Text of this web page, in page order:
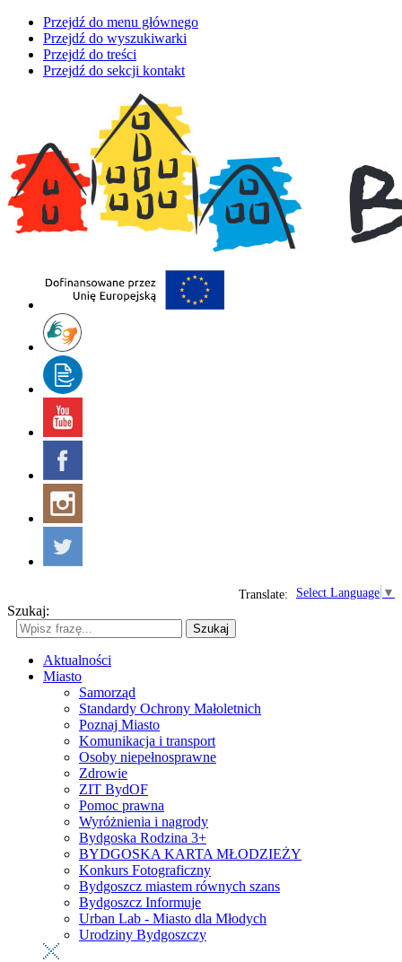
Przejdź do menu głównego
Przejdź do wyszukiwarki
Przejdź do treści
Przejdź do sekcji kontakt
Select Language ▼
Translate:
Szukaj:
Szukaj
Aktualności
Miasto
Samorząd
Standardy Ochrony Małoletnich
Poznaj Miasto
Komunikacja i transport
Osoby niepełnosprawne
Zdrowie
ZIT BydOF
Pomoc prawna
Wyróżnienia i nagrody
Bydgoska Rodzina 3+
BYDGOSKA KARTA MŁODZIEŻY
Konkurs Fotograficzny
Bydgoszcz miastem równych szans
Bydgoszcz Informuje
Urban Lab - Miasto dla Młodych
Urodziny Bydgoszczy